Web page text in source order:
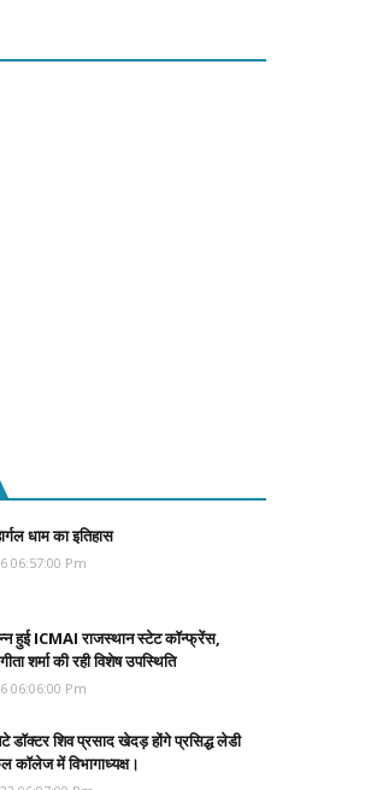
धाम का इतिहास
06:57:00 Pm
हुई ICMAI राजस्थान स्टेट कॉन्फ्रेंस,
शर्मा की रही विशेष उपस्थिति
06:06:00 Pm
शिव प्रसाद खेदड़ होंगे प्रसिद्ध लेडी
कॉलेज में विभागाध्यक्ष।